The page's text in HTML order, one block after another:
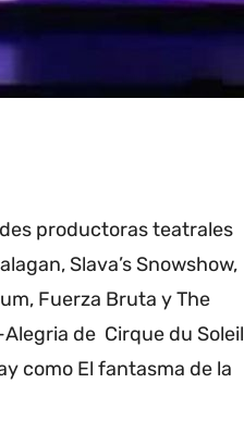
productoras teatrales
Slava’s Snowshow,
Fuerza Bruta y The
de Cirque du Soleil
como El fantasma de la